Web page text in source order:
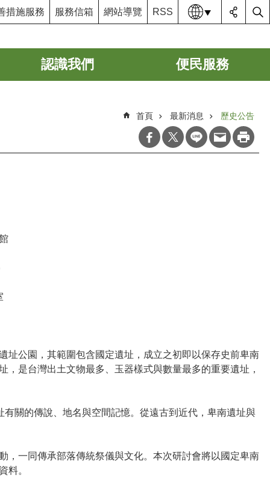
措施服務 服務信箱 網站導覽 RSS 語系
認識我們 便民服務
首頁 最新消息 歷史公告
址公園，其範圍包含國定遺址，成立之初即以保存史前卑南
是台灣出土文物最多、玉器樣式與數量最多的重要遺址，
關的傳說、地名與空間記憶。從遠古到近代，卑南遺址與
，一同傳承部落傳統祭儀與文化。本次研討會將以國定卑南
料。